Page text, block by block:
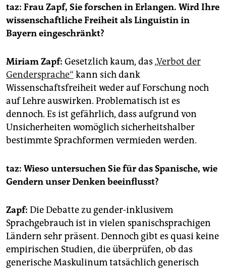
taz: Frau Zapf, Sie forschen in Erlangen. Wird Ihre
wissenschaftliche Freiheit als Linguistin in
Bayern eingeschränkt?
Miriam Zapf: Gesetzlich kaum, das „Verbot der
Gendersprache“ kann sich dank
Wissenschaftsfreiheit weder auf Forschung noch
auf Lehre auswirken. Problematisch ist es
dennoch. Es ist gefährlich, dass aufgrund von
Unsicherheiten womöglich sicherheitshalber
bestimmte Sprachformen vermieden werden.
taz: Wieso untersuchen Sie für das Spanische, wie
Gendern unser Denken beeinflusst?
Zapf: Die Debatte zu gender-inklusivem
Sprachgebrauch ist in vielen spanischsprachigen
Ländern sehr präsent. Dennoch gibt es quasi keine
empirischen Studien, die überprüfen, ob das
generische Maskulinum tatsächlich generisch